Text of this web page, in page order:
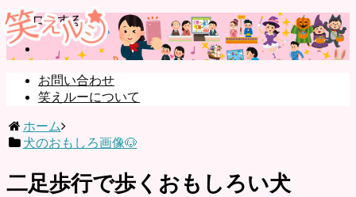
フォローする
お問い合わせ
笑えルーについて
ホーム
犬のおもしろ画像🐶
二足歩行で歩くおもしろい犬